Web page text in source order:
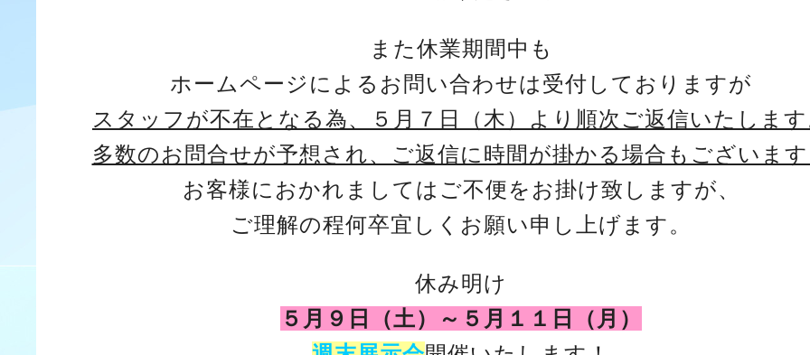
また休業期間中も
ホームページによるお問い合わせは受付しておりますが
スタッフが不在となる為、５月７日（木）より順次ご返信いたしま
多数のお問合せが予想され、ご返信に時間が掛かる場合もございま
お客様におかれましてはご不便をお掛け致しますが、
ご理解の程何卒宜しくお願い申し上げます。
休み明け
５月９日（土）～５月１１日（月）